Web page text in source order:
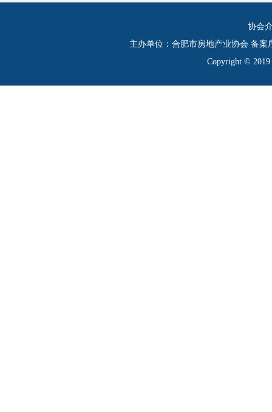
协会
主办单位：合肥市房地产业协会 备案
Copyright ©